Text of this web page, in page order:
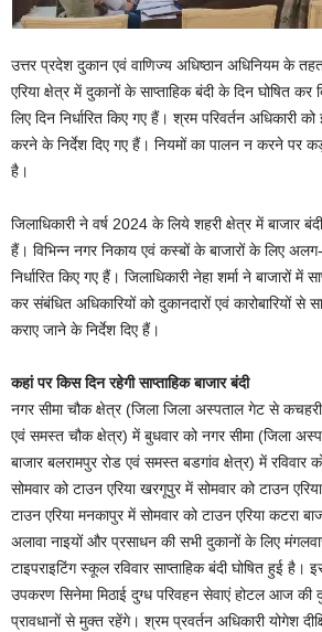
उत्तर प्रदेश दुकान एवं वाणिज्य अधिष्ठान अधिनियम के
एरिया क्षेत्र में दुकानों के साप्ताहिक बंदी के दिन घोषित
लिए दिन निर्धारित किए गए हैं। श्रम परिवर्तन अधिकारी
करने के निर्देश दिए गए हैं। नियमों का पालन न करने पर
है।
जिलाधिकारी ने वर्ष 2024 के लिये शहरी क्षेत्र में बाजार
हैं। विभिन्न नगर निकाय एवं कस्बों के बाजारों के लिए
निर्धारित किए गए हैं। जिलाधिकारी नेहा शर्मा ने बाजारों में
कर संबंधित अधिकारियों को दुकानदारों एवं कारोबारियों से
कराए जाने के निर्देश दिए हैं।
कहां पर किस दिन रहेगी साप्ताहिक बाजार बंदी
नगर सीमा चौक क्षेत्र (जिला जिला अस्पताल गेट से
एवं समस्त चौक क्षेत्र) में बुधवार को नगर सीमा (जिला
बाजार बलरामपुर रोड एवं समस्त बडगांव क्षेत्र) में रविवार
सोमवार को टाउन एरिया खरगूपुर में सोमवार को टाउन
टाउन एरिया मनकापुर में सोमवार को टाउन एरिया कटरा
अलावा नाइयों और प्रसाधन की सभी दुकानों के लिए
टाइपराइटिंग स्कूल रविवार साप्ताहिक बंदी घोषित हुई है।
उपकरण सिनेमा मिठाई दुग्ध परिवहन सेवाएं होटल आज की
प्रावधानों से मुक्त रहेंगे। श्रम प्रवर्तन अधिकारी योगेश